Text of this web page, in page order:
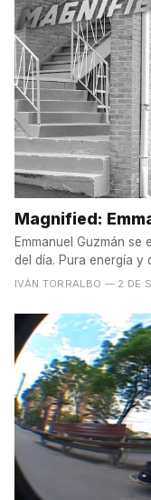
Magnified:
Emmanuel Guzmán
del día. Pura energía y
IVÁN TORRALBO — 2 DE